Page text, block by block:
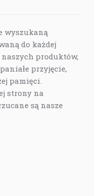
wyszukaną
do każdej
produktów,
przyjęcie,
pamięci.
strony na
są nasze